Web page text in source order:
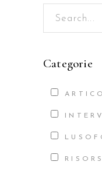
Search
Categorie